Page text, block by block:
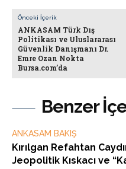
Benzer
ANKASAM BAKIŞ
Kırılgan Refahtan
Jeopolitik Kıskacı ve
Önceki İçerik
ANKASAM Türk Dış
Politikası ve Uluslararası
Güvenlik Danışmanı Dr.
Emre Ozan Nokta
Bursa.com’da